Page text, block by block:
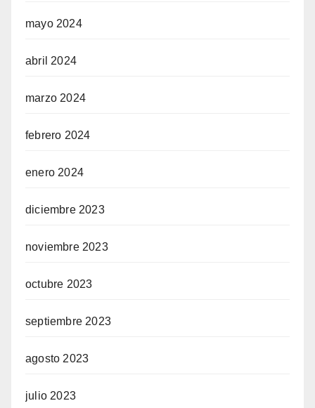
mayo 2024
abril 2024
marzo 2024
febrero 2024
enero 2024
diciembre 2023
noviembre 2023
octubre 2023
septiembre 2023
agosto 2023
julio 2023